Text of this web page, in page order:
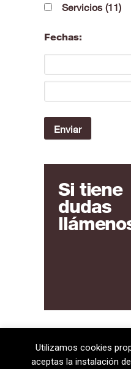
Servicios (11)
Fechas:
Si tiene
dudas
08720 Vilafranca
Utilizamos cookies
aceptas la instalación